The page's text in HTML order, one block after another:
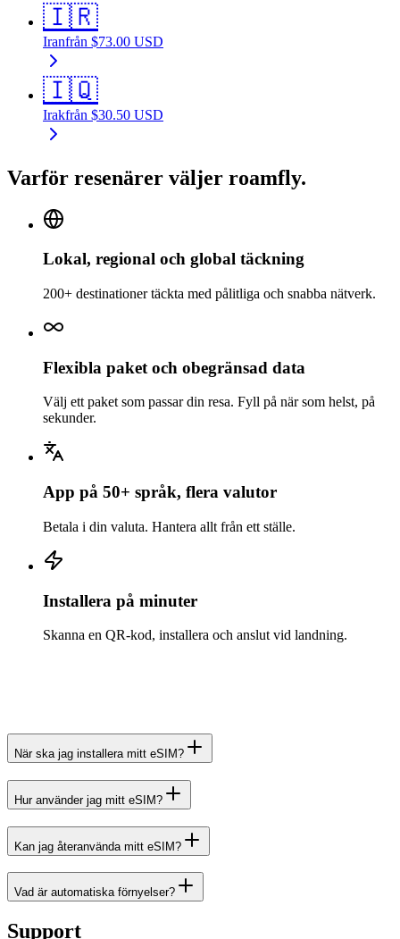
🇮🇷
Iranfrån $73.00 USD
🇮🇶
Irakfrån $30.50 USD
Varför resenärer väljer roamfly.
Lokal, regional och global täckning
200+ destinationer täckta med pålitliga och snabba nätverk.
Flexibla paket och obegränsad data
Välj ett paket som passar din resa. Fyll på när som helst, på
sekunder.
App på 50+ språk, flera valutor
Betala i din valuta. Hantera allt från ett ställe.
Installera på minuter
Skanna en QR-kod, installera och anslut vid landning.
När ska jag installera mitt eSIM?
Hur använder jag mitt eSIM?
Kan jag återanvända mitt eSIM?
Vad är automatiska förnyelser?
Support